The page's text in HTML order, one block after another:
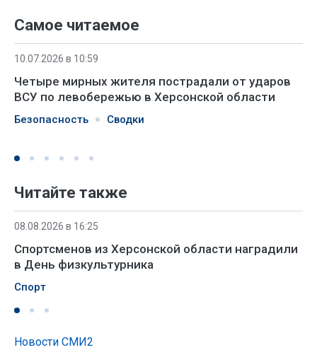
Самое читаемое
10.07.2026 в 10:59
Четыре мирных жителя пострадали от ударов
ВСУ по левобережью в Херсонской области
Безопасность Сводки
Читайте также
08.08.2026 в 16:25
Спортсменов из Херсонской области наградили
в День физкультурника
Спорт
Новости СМИ2